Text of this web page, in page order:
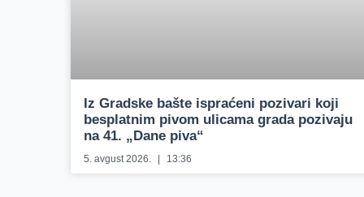
Iz Gradske bašte ispraćeni pozivari koji
besplatnim pivom ulicama grada pozivaju
na 41. „Dane piva“
5. avgust 2026. 13:36